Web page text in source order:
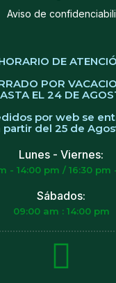
Aviso de
DE
POR
EL 24 DE
por web se
partir del 25 de
Lunes - Viernes:
- 14:00 pm / 16:30 pm
Sábados:
09:00 am : 14:00 pm